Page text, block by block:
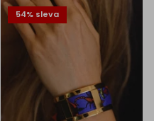
54% sleva